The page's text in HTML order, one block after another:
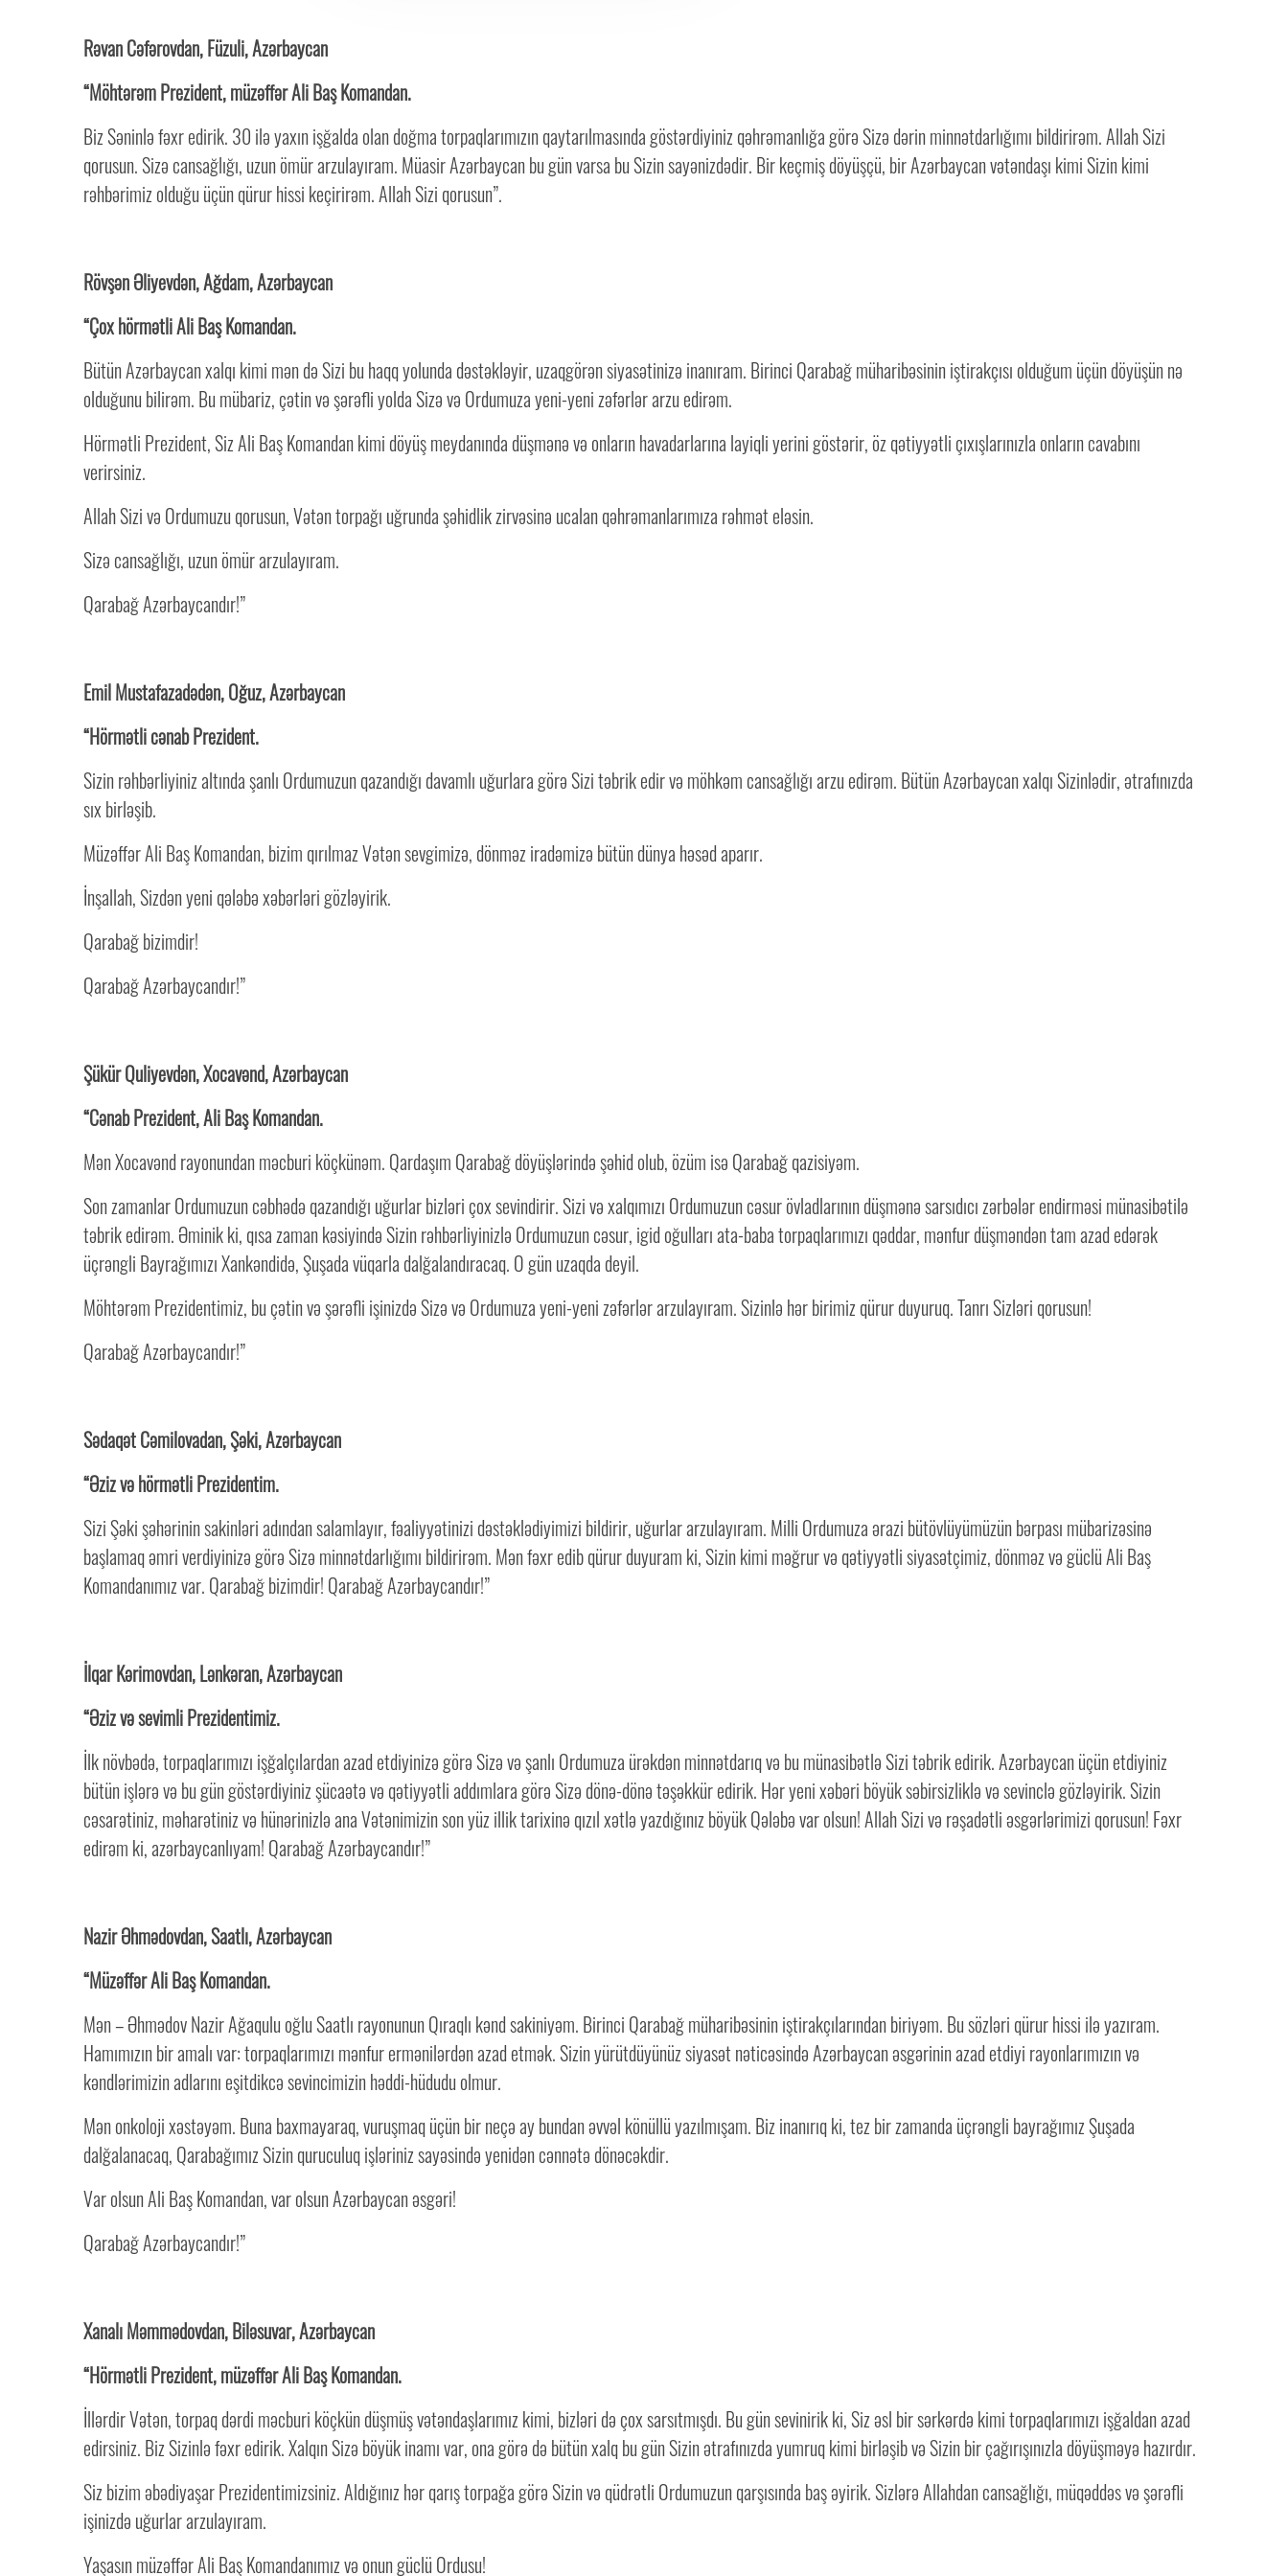
Rəvan Cəfərovdan, Füzuli, Azərbaycan
“Möhtərəm Prezident, müzəffər Ali Baş Komandan.
Biz Səninlə fəxr edirik. 30 ilə yaxın işğalda olan doğma torpaqlarımızın qaytarılmasında göstərdiyiniz qəhrəmanlığa görə Sizə dərin minnətdarlığımı bildirirəm. Allah Sizi
qorusun. Sizə cansağlığı, uzun ömür arzulayıram. Müasir Azərbaycan bu gün varsa bu Sizin sayənizdədir. Bir keçmiş döyüşçü, bir Azərbaycan vətəndaşı kimi Sizin kimi
rəhbərimiz olduğu üçün qürur hissi keçirirəm. Allah Sizi qorusun”.
Rövşən Əliyevdən, Ağdam, Azərbaycan
“Çox hörmətli Ali Baş Komandan.
Bütün Azərbaycan xalqı kimi mən də Sizi bu haqq yolunda dəstəkləyir, uzaqgörən siyasətinizə inanıram. Birinci Qarabağ müharibəsinin iştirakçısı olduğum üçün döyüşün nə
olduğunu bilirəm. Bu mübariz, çətin və şərəfli yolda Sizə və Ordumuza yeni-yeni zəfərlər arzu edirəm.
Hörmətli Prezident, Siz Ali Baş Komandan kimi döyüş meydanında düşmənə və onların havadarlarına layiqli yerini göstərir, öz qətiyyətli çıxışlarınızla onların cavabını
verirsiniz.
Allah Sizi və Ordumuzu qorusun, Vətən torpağı uğrunda şəhidlik zirvəsinə ucalan qəhrəmanlarımıza rəhmət eləsin.
Sizə cansağlığı, uzun ömür arzulayıram.
Qarabağ Azərbaycandır!”
Emil Mustafazadədən, Oğuz, Azərbaycan
“Hörmətli cənab Prezident.
Sizin rəhbərliyiniz altında şanlı Ordumuzun qazandığı davamlı uğurlara görə Sizi təbrik edir və möhkəm cansağlığı arzu edirəm. Bütün Azərbaycan xalqı Sizinlədir, ətrafınızda
sıx birləşib.
Müzəffər Ali Baş Komandan, bizim qırılmaz Vətən sevgimizə, dönməz iradəmizə bütün dünya həsəd aparır.
İnşallah, Sizdən yeni qələbə xəbərləri gözləyirik.
Qarabağ bizimdir!
Qarabağ Azərbaycandır!”
Şükür Quliyevdən, Xocavənd, Azərbaycan
“Cənab Prezident, Ali Baş Komandan.
Mən Xocavənd rayonundan məcburi köçkünəm. Qardaşım Qarabağ döyüşlərində şəhid olub, özüm isə Qarabağ qazisiyəm.
Son zamanlar Ordumuzun cəbhədə qazandığı uğurlar bizləri çox sevindirir. Sizi və xalqımızı Ordumuzun cəsur övladlarının düşmənə sarsıdıcı zərbələr endirməsi münasibətilə
təbrik edirəm. Əminik ki, qısa zaman kəsiyində Sizin rəhbərliyinizlə Ordumuzun cəsur, igid oğulları ata-baba torpaqlarımızı qəddar, mənfur düşməndən tam azad edərək
üçrəngli Bayrağımızı Xankəndidə, Şuşada vüqarla dalğalandıracaq. O gün uzaqda deyil.
Möhtərəm Prezidentimiz, bu çətin və şərəfli işinizdə Sizə və Ordumuza yeni-yeni zəfərlər arzulayıram. Sizinlə hər birimiz qürur duyuruq. Tanrı Sizləri qorusun!
Qarabağ Azərbaycandır!”
Sədaqət Cəmilovadan, Şəki, Azərbaycan
“Əziz və hörmətli Prezidentim.
Sizi Şəki şəhərinin sakinləri adından salamlayır, fəaliyyətinizi dəstəklədiyimizi bildirir, uğurlar arzulayıram. Milli Ordumuza ərazi bütövlüyümüzün bərpası mübarizəsinə
başlamaq əmri verdiyinizə görə Sizə minnətdarlığımı bildirirəm. Mən fəxr edib qürur duyuram ki, Sizin kimi məğrur və qətiyyətli siyasətçimiz, dönməz və güclü Ali Baş
Komandanımız var. Qarabağ bizimdir! Qarabağ Azərbaycandır!”
İlqar Kərimovdan, Lənkəran, Azərbaycan
“Əziz və sevimli Prezidentimiz.
İlk növbədə, torpaqlarımızı işğalçılardan azad etdiyinizə görə Sizə və şanlı Ordumuza ürəkdən minnətdarıq və bu münasibətlə Sizi təbrik edirik. Azərbaycan üçün etdiyiniz
bütün işlərə və bu gün göstərdiyiniz şücaətə və qətiyyətli addımlara görə Sizə dönə-dönə təşəkkür edirik. Hər yeni xəbəri böyük səbirsizliklə və sevinclə gözləyirik. Sizin
cəsarətiniz, məharətiniz və hünərinizlə ana Vətənimizin son yüz illik tarixinə qızıl xətlə yazdığınız böyük Qələbə var olsun! Allah Sizi və rəşadətli əsgərlərimizi qorusun! Fəxr
edirəm ki, azərbaycanlıyam! Qarabağ Azərbaycandır!”
Nazir Əhmədovdan, Saatlı, Azərbaycan
“Müzəffər Ali Baş Komandan.
Mən – Əhmədov Nazir Ağaqulu oğlu Saatlı rayonunun Qıraqlı kənd sakiniyəm. Birinci Qarabağ müharibəsinin iştirakçılarından biriyəm. Bu sözləri qürur hissi ilə yazıram.
Hamımızın bir amalı var: torpaqlarımızı mənfur ermənilərdən azad etmək. Sizin yürütdüyünüz siyasət nəticəsində Azərbaycan əsgərinin azad etdiyi rayonlarımızın və
kəndlərimizin adlarını eşitdikcə sevincimizin həddi-hüdudu olmur.
Mən onkoloji xəstəyəm. Buna baxmayaraq, vuruşmaq üçün bir neçə ay bundan əvvəl könüllü yazılmışam. Biz inanırıq ki, tez bir zamanda üçrəngli bayrağımız Şuşada
dalğalanacaq, Qarabağımız Sizin quruculuq işləriniz sayəsində yenidən cənnətə dönəcəkdir.
Var olsun Ali Baş Komandan, var olsun Azərbaycan əsgəri!
Qarabağ Azərbaycandır!”
Xanalı Məmmədovdan, Biləsuvar, Azərbaycan
“Hörmətli Prezident, müzəffər Ali Baş Komandan.
İllərdir Vətən, torpaq dərdi məcburi köçkün düşmüş vətəndaşlarımız kimi, bizləri də çox sarsıtmışdı. Bu gün sevinirik ki, Siz əsl bir sərkərdə kimi torpaqlarımızı işğaldan azad
edirsiniz. Biz Sizinlə fəxr edirik. Xalqın Sizə böyük inamı var, ona görə də bütün xalq bu gün Sizin ətrafınızda yumruq kimi birləşib və Sizin bir çağırışınızla döyüşməyə hazırdır.
Siz bizim əbədiyaşar Prezidentimizsiniz. Aldığınız hər qarış torpağa görə Sizin və qüdrətli Ordumuzun qarşısında baş əyirik. Sizlərə Allahdan cansağlığı, müqəddəs və şərəfli
işinizdə uğurlar arzulayıram.
Yaşasın müzəffər Ali Baş Komandanımız və onun güclü Ordusu!